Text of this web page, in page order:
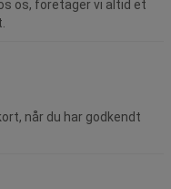
os, foretager vi altid et
når du har godkendt